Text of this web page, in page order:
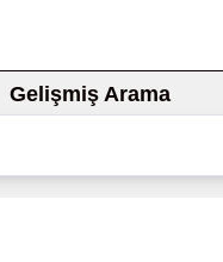
Gelişmiş Arama